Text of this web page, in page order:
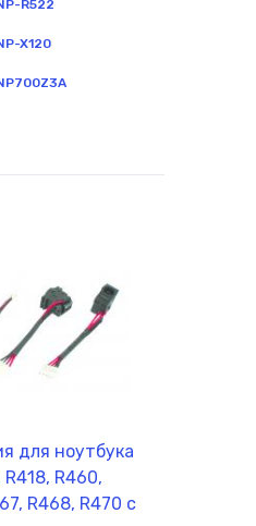
R522
X120
для ноутбука
R460,
R468, R470 с